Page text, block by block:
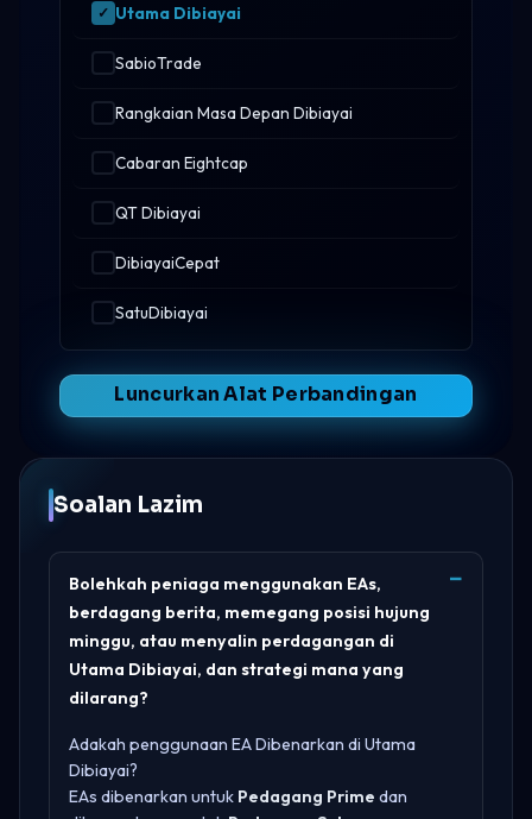
Utama Dibiayai
SabioTrade
Rangkaian Masa Depan Dibiayai
Cabaran Eightcap
QT Dibiayai
DibiayaiCepat
SatuDibiayai
Luncurkan Alat Perbandingan
Soalan Lazim
Bolehkah peniaga menggunakan EAs,
berdagang berita, memegang posisi hujung
minggu, atau menyalin perdagangan di
Utama Dibiayai, dan strategi mana yang
dilarang?
Adakah penggunaan EA Dibenarkan di Utama
Dibiayai?
EAs dibenarkan untuk Pedagang Prime dan